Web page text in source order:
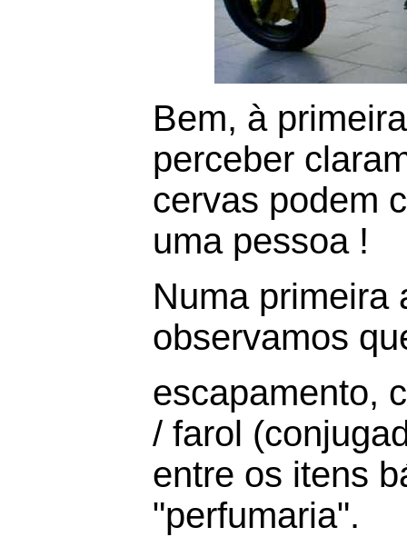
Bem, à
perceber
cervas podem
uma pessoa !
Numa primeira
observamos
escapamento,
/ farol
entre os itens
"perfumaria".